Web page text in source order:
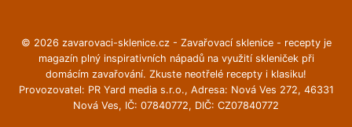
© 2026 zavarovaci-sklenice.cz - Zavařovací sklenice - recepty je
magazín plný inspirativních nápadů na využití skleniček při
domácím zavařování. Zkuste neotřelé recepty i klasiku!
Provozovatel: PR Yard media s.r.o., Adresa: Nová Ves 272, 46331
Nová Ves, IČ: 07840772, DIČ: CZ07840772